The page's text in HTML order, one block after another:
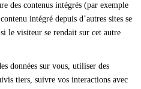
des contenus intégrés (par exemple
intégré depuis d’autres sites se
le visiteur se rendait sur cet autre
données sur vous, utiliser des
tiers, suivre vos interactions avec